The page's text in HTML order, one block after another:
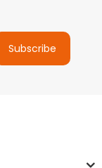
Subscribe